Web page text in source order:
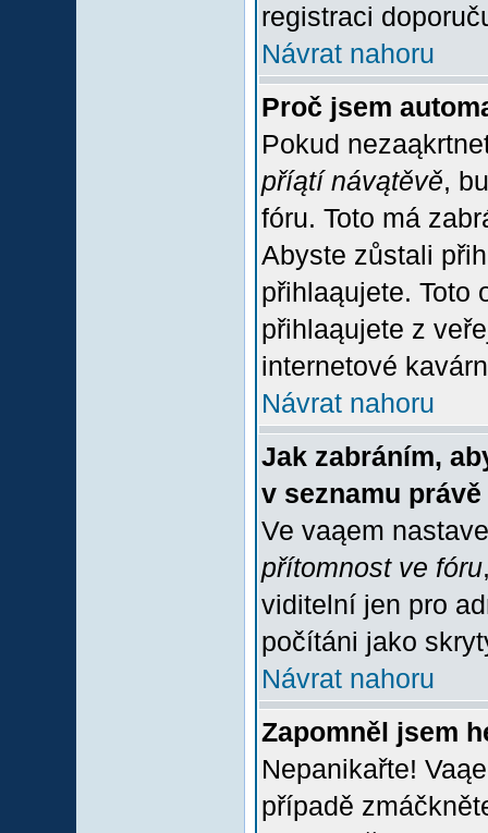
registraci
Návrat nahoru
Proč jsem
Pokud
příątí návątěvě,
fóru. Toto má
Abyste zůstali
přihlaąujete. Toto
přihlaąujete z
internetové
Návrat nahoru
Jak zabráním,
v seznamu
Ve vaąem
přítomnost ve fóru
viditelní jen pro
počítáni jako
Návrat nahoru
Zapomněl jsem
Nepanikařte!
případě